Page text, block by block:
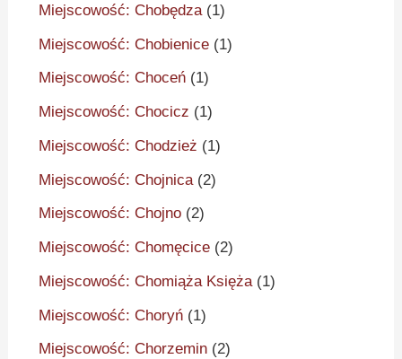
Miejscowość: Chobędza(1)
Miejscowość: Chobienice (1)
Miejscowość: Choceń (1)
Miejscowość: Chocicz (1)
Miejscowość: Chodzież (1)
Miejscowość: Chojnica (2)
Miejscowość: Chojno (2)
Miejscowość: Chomęcice (2)
Miejscowość: Chomiąża Księża(1)
Miejscowość: Choryń (1)
Miejscowość: Chorzemin (2)